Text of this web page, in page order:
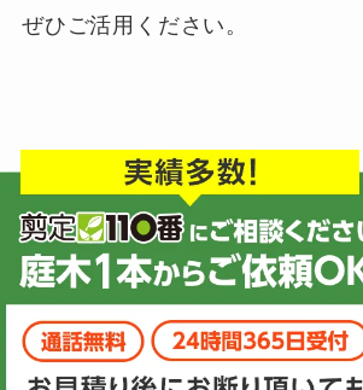
ぜひご活用ください。